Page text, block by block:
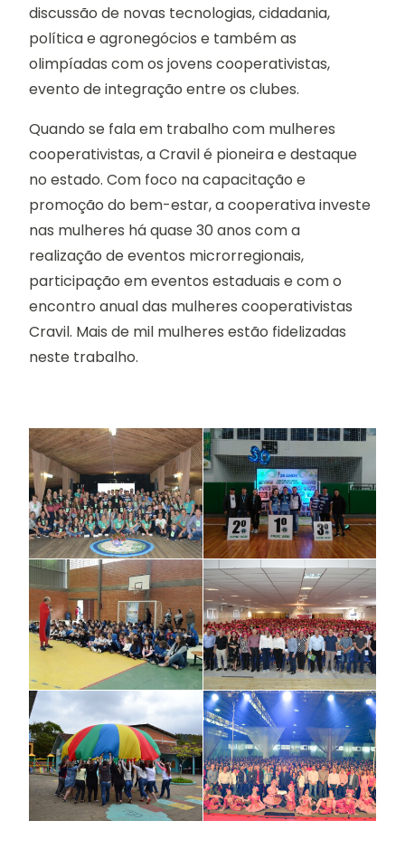
discussão de novas tecnologias, cidadania,
política e agronegócios e também as
olimpíadas com os jovens cooperativistas,
evento de integração entre os clubes.
Quando se fala em trabalho com mulheres
cooperativistas, a Cravil é pioneira e destaque
no estado. Com foco na capacitação e
promoção do bem-estar, a cooperativa investe
nas mulheres há quase 30 anos com a
realização de eventos microrregionais,
participação em eventos estaduais e com o
encontro anual das mulheres cooperativistas
Cravil. Mais de mil mulheres estão fidelizadas
neste trabalho.